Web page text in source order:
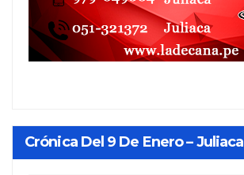
Crónica Del 9 De Enero – Juliaca